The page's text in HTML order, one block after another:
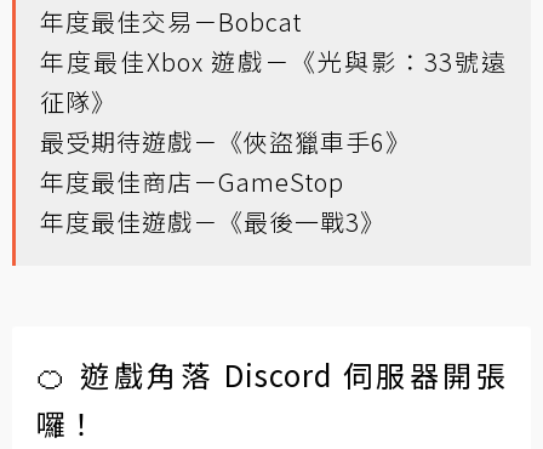
年度最佳交易－Bobcat
年度最佳Xbox 遊戲－《光與影：33號遠
征隊》
最受期待遊戲－《俠盜獵車手6》
年度最佳商店－GameStop
年度最佳遊戲－《最後一戰3》
🍊 遊戲角落 Discord 伺服器開張
囉！